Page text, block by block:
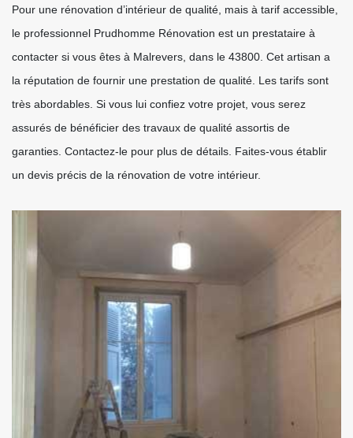
Pour une rénovation d’intérieur de qualité, mais à tarif accessible,
le professionnel Prudhomme Rénovation est un prestataire à
contacter si vous êtes à Malrevers, dans le 43800. Cet artisan a
la réputation de fournir une prestation de qualité. Les tarifs sont
très abordables. Si vous lui confiez votre projet, vous serez
assurés de bénéficier des travaux de qualité assortis de
garanties. Contactez-le pour plus de détails. Faites-vous établir
un devis précis de la rénovation de votre intérieur.